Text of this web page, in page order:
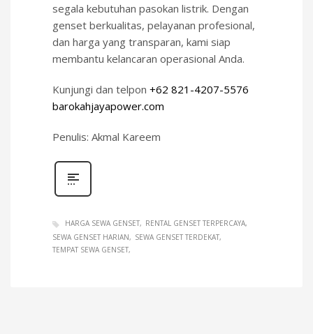
segala kebutuhan pasokan listrik. Dengan
genset berkualitas, pelayanan profesional,
dan harga yang transparan, kami siap
membantu kelancaran operasional Anda.
Kunjungi dan telpon +62 821-4207-5576
barokahjayapower.com
Penulis: Akmal Kareem
HARGA SEWA GENSET
RENTAL GENSET TERPERCAYA
SEWA GENSET HARIAN
SEWA GENSET TERDEKAT
TEMPAT SEWA GENSET